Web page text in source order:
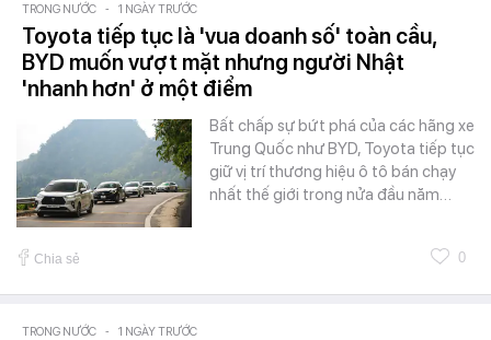
TRONG NƯỚC - 1 NGÀY TRƯỚC
Toyota tiếp tục là 'vua doanh số' toàn cầu,
BYD muốn vượt mặt nhưng người Nhật
'nhanh hơn' ở một điểm
Bất chấp sự bứt phá của các hãng xe
Trung Quốc như BYD, Toyota tiếp tục
giữ vị trí thương hiệu ô tô bán chạy
nhất thế giới trong nửa đầu năm…
Chia sẻ 0
TRONG NƯỚC - 1 NGÀY TRƯỚC